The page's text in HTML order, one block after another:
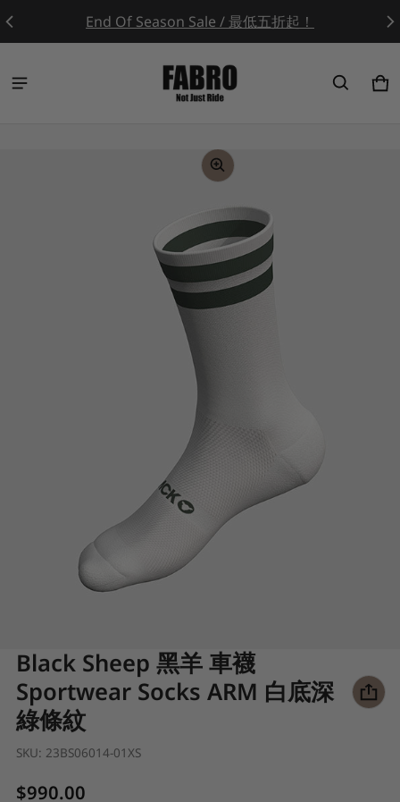
End Of Season Sale / 最低五折起！
0
Black Sheep 黑羊 車襪
Sportwear Socks ARM 白底深
綠條紋
SKU: 23BS06014-01XS
Regular price
$990.00